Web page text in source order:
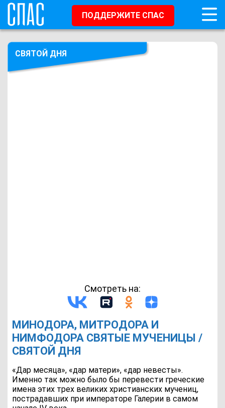
ПОДДЕРЖИТЕ СПАС
СВЯТОЙ ДНЯ
Смотреть на:
МИНОДОРА, МИТРОДОРА И
НИМФОДОРА СВЯТЫЕ МУЧЕНИЦЫ /
СВЯТОЙ ДНЯ
«Дар месяца», «дар матери», «дар невесты».
Именно так можно было бы перевести греческие
имена этих трех великих христианских мучениц,
пострадавших при императоре Галерии в самом